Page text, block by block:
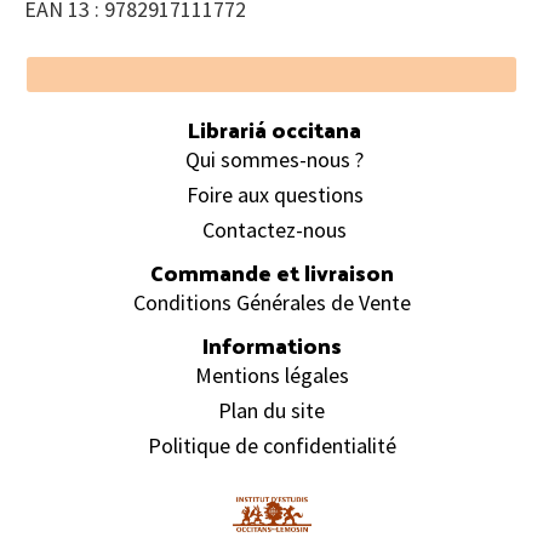
EAN 13 : 9782917111772
Footer
Librariá occitana
Qui sommes-nous ?
Foire aux questions
Contactez-nous
Commande et livraison
Conditions Générales de Vente
Informations
Mentions légales
Plan du site
Politique de confidentialité